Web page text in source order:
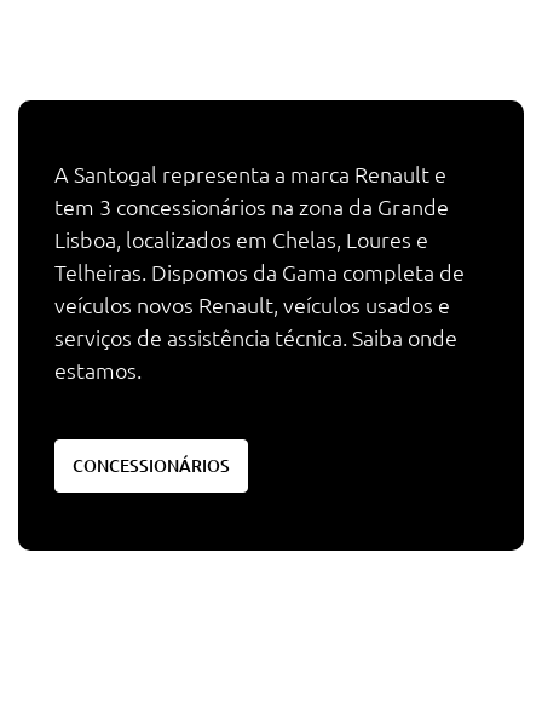
A Santogal representa a marca Renault e
tem 3 concessionários na zona da Grande
Lisboa, localizados em Chelas, Loures e
Telheiras. Dispomos da Gama completa de
veículos novos Renault, veículos usados e
serviços de assistência técnica. Saiba onde
estamos.
CONCESSIONÁRIOS